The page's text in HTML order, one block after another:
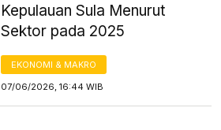
Kepulauan Sula Menurut
Sektor pada 2025
EKONOMI & MAKRO
07/06/2026, 16:44 WIB